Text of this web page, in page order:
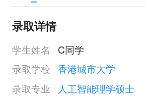
录取详情
学生姓名
C同学
录取学校 香港城市大学
录取专业
人工智能理学硕士